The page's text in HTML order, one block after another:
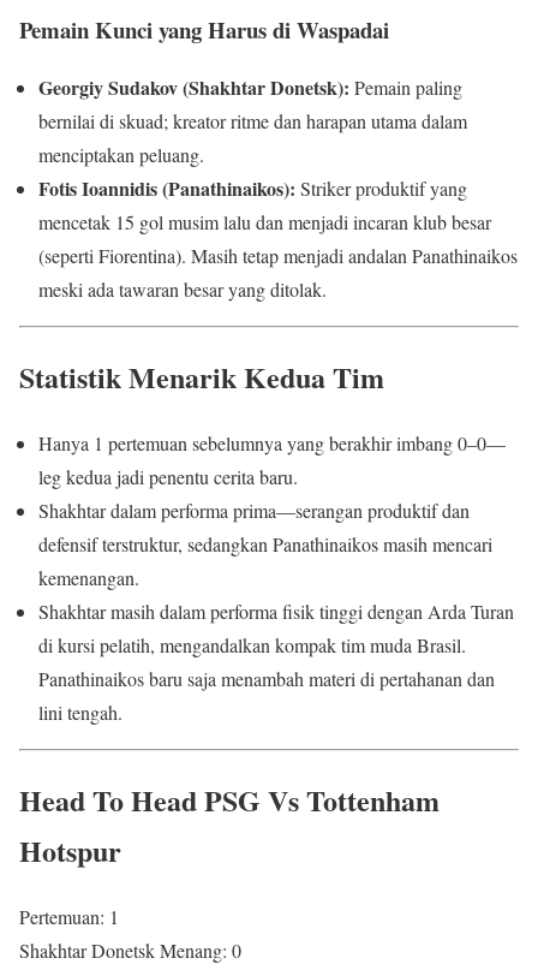
Pemain Kunci yang Harus di Waspadai
Georgiy Sudakov (Shakhtar Donetsk): Pemain paling
bernilai di skuad; kreator ritme dan harapan utama dalam
menciptakan peluang.
Fotis Ioannidis (Panathinaikos): Striker produktif yang
mencetak 15 gol musim lalu dan menjadi incaran klub besar
(seperti Fiorentina). Masih tetap menjadi andalan Panathinaikos
meski ada tawaran besar yang ditolak.
Statistik Menarik Kedua Tim
Hanya 1 pertemuan sebelumnya yang berakhir imbang 0–0—
leg kedua jadi penentu cerita baru.
Shakhtar dalam performa prima—serangan produktif dan
defensif terstruktur, sedangkan Panathinaikos masih mencari
kemenangan.
Shakhtar masih dalam performa fisik tinggi dengan Arda Turan
di kursi pelatih, mengandalkan kompak tim muda Brasil.
Panathinaikos baru saja menambah materi di pertahanan dan
lini tengah.
Head To Head PSG Vs Tottenham
Hotspur
Pertemuan: 1
Shakhtar Donetsk Menang: 0